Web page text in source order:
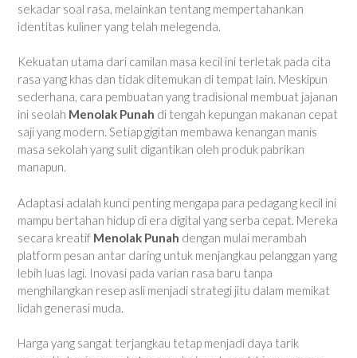
sekadar soal rasa, melainkan tentang mempertahankan
identitas kuliner yang telah melegenda.
Kekuatan utama dari camilan masa kecil ini terletak pada cita
rasa yang khas dan tidak ditemukan di tempat lain. Meskipun
sederhana, cara pembuatan yang tradisional membuat jajanan
ini seolah Menolak Punah di tengah kepungan makanan cepat
saji yang modern. Setiap gigitan membawa kenangan manis
masa sekolah yang sulit digantikan oleh produk pabrikan
manapun.
Adaptasi adalah kunci penting mengapa para pedagang kecil ini
mampu bertahan hidup di era digital yang serba cepat. Mereka
secara kreatif Menolak Punah dengan mulai merambah
platform pesan antar daring untuk menjangkau pelanggan yang
lebih luas lagi. Inovasi pada varian rasa baru tanpa
menghilangkan resep asli menjadi strategi jitu dalam memikat
lidah generasi muda.
Harga yang sangat terjangkau tetap menjadi daya tarik